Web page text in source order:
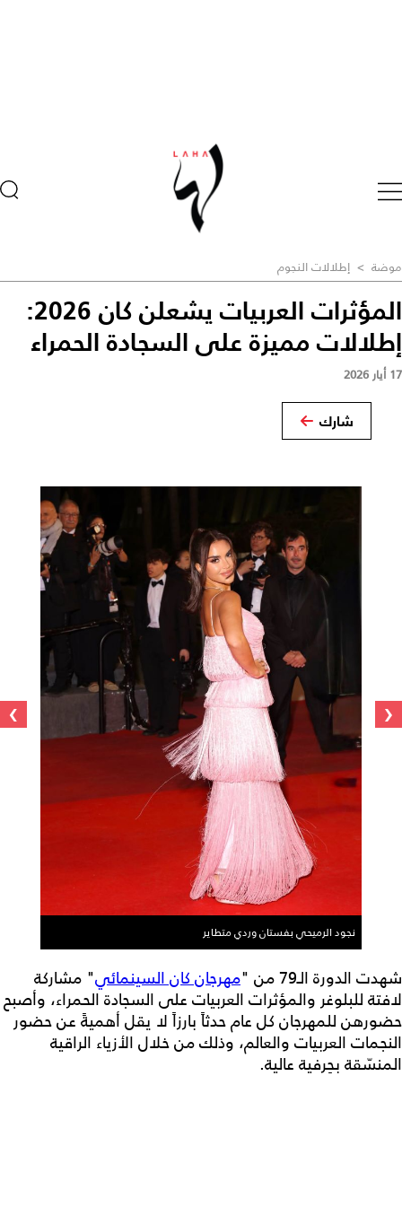
موضة > إطلالات النجوم
المؤثرات العربيات يشعلن كان 2026:
إطلالات مميزة على السجادة الحمراء
17 أيار 2026
شارك
نجود الرميحي بفستان وردي متطاير
‹
›
شهدت الدورة الـ79 من " مهرجان كان السينمائي" مشاركة
لافتة للبلوغر والمؤثرات العربيات على السجادة الحمراء، وأصبح
حضورهن للمهرجان كل عام حدثاً بارزاً لا يقل أهميةً عن حضور
النجمات العربيات والعالم، وذلك من خلال الأزياء الراقية
المنسّقة بحِرفية عالية.